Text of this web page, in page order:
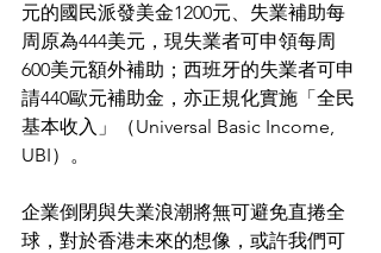
元的國民派發美金1200元、失業補助每
周原為444美元，現失業者可申領每周
600美元額外補助；西班牙的失業者可申
請440歐元補助金，亦正規化實施「全民
基本收入」（Universal Basic Income,
UBI）。
企業倒閉與失業浪潮將無可避免直捲全
球，對於香港未來的想像，或許我們可